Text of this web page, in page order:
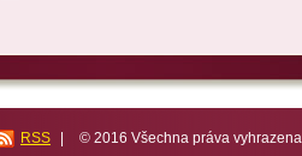
RSS | © 2016 Všechna práva vyhrazena.